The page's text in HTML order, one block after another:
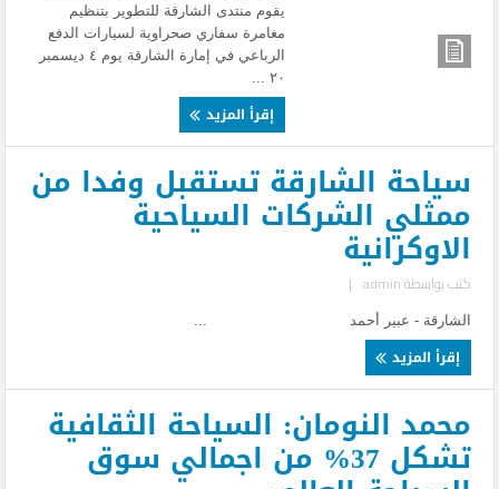
يقوم منتدى الشارقة للتطوير بتنظيم
مغامرة سفاري صحراوية لسيارات الدفع
الرباعي في إمارة الشارقة يوم ٤ ديسمبر
٢٠ ...
إقرأ المزيد
سياحة الشارقة تستقبل وفدا من
ممثلي الشركات السياحية
الاوكرانية
كتب بواسطةadmin
|
الشارقة - عبير أحمد ...
إقرأ المزيد
محمد النومان: السياحة الثقافية
تشكل 37% من اجمالي سوق